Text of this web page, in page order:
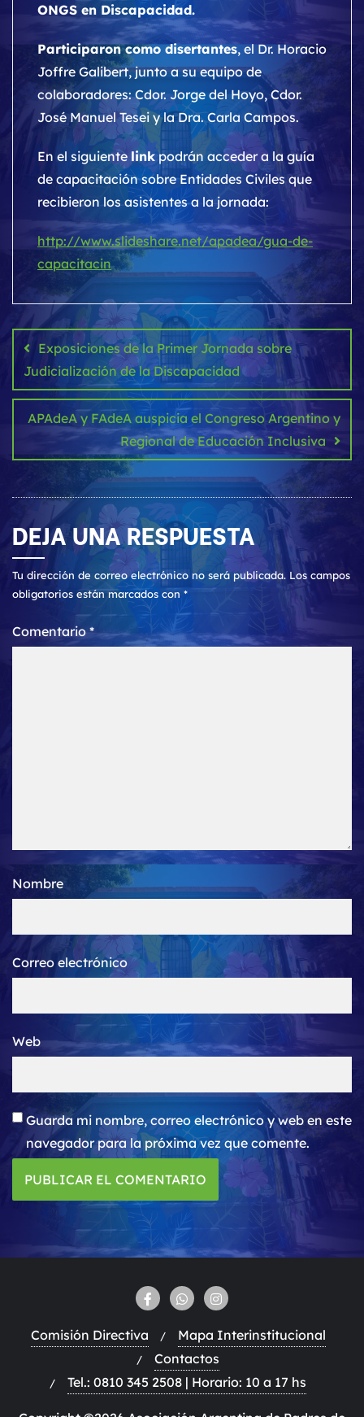
ONGS en Discapacidad.
Participaron como disertantes, el Dr. Horacio
Joffre Galibert, junto a su equipo de
colaboradores: Cdor. Jorge del Hoyo, Cdor.
José Manuel Tesei y la Dra. Carla Campos.
En el siguiente linkpodrán acceder a la guía
de capacitación sobre Entidades Civiles que
recibieron los asistentes a la jornada:
http://www.slideshare.net/apadea/gua-de-
capacitacin
Navegación
de
entradas
Exposiciones de la Primer Jornada sobre
Judicialización de la Discapacidad
APAdeA y FAdeA auspicia el Congreso Argentino y
Regional de Educación Inclusiva
DEJA UNA RESPUESTA
Tu dirección de correo electrónico no será publicada. Los campos
obligatorios están marcados con *
Comentario*
Nombre
Correo electrónico
Web
Guarda mi nombre, correo electrónico y web en este
navegador para la próxima vez que comente.
Comisión Directiva
Mapa Interinstitucional
Contactos
Tel.: 0810 345 2508 | Horario: 10 a 17 hs